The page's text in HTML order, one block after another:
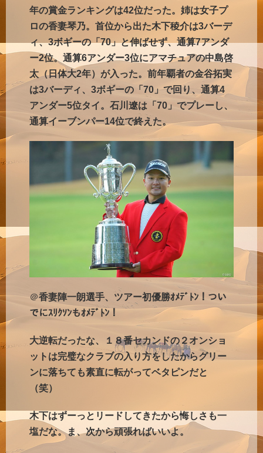
年の賞金ランキングは42位だった。姉は女子プ
ロの香妻琴乃。首位から出た木下稜介は3バーデ
ィ、3ボギーの「70」と伸ばせず、通算7アンダ
ー2位。通算6アンダー3位にアマチュアの中島啓
太（日体大2年）が入った。前年覇者の金谷拓実
は3バーディ、3ボギーの「70」で回り、通算4
アンダー5位タイ。石川遼は「70」でプレーし、
通算イーブンパー14位で終えた。
＠香妻陣一朗選手、ツアー初優勝ｵﾒﾃﾞﾄﾝ！つい
でにｽﾘｸｿﾝもｵﾒﾃﾞﾄﾝ！
大逆転だったな、１８番セカンドの２オンショ
ットは完璧なクラブの入り方をしたからグリー
ンに落ちても素直に転がってベタピンだと
（笑）
木下はずーっとリードしてきたから悔しさも一
塩だな。ま、次から頑張ればいいよ。